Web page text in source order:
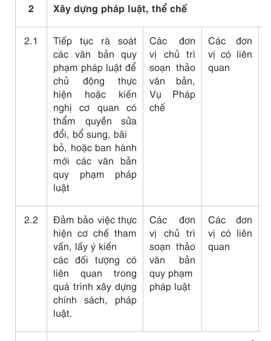
2 Xây dựng pháp luật, thể chế
2.1
Tiếp tục rà soát
các văn bản quy
phạm pháp luật để
chủ động thực
hiện hoặc kiến
nghị cơ quan có
thẩm quyền sửa
đổi, bổ sung, bãi
bỏ, hoặc ban hành
mới các văn bản
quy phạm pháp
luật
Các đơn
vị chủ trì
soạn thảo
văn bản,
Vụ Pháp
chế
Các đơn
vị có liên
quan
2.2
Đảm bảo việc thực
hiện cơ chế tham
vấn, lấy ý kiến
các đối tượng có
liên quan trong
quá trình xây dựng
chính sách, pháp
luật.
Các đơn
vị chủ trì
soạn thảo
văn bản
quy phạm
pháp luật
Các đơn
vị có liên
quan